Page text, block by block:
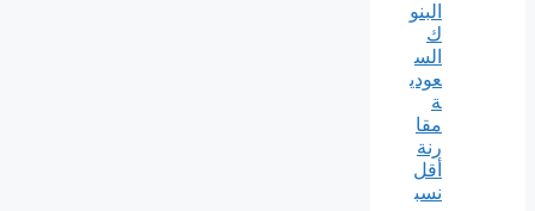
البنو
ك
الس
عودي
ة
مقا
رنة
أقل
نسب